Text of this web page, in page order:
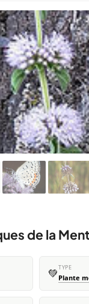
de la
💚TYPE
Plante